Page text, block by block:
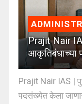
Prajit Nair
आकृतिबंधाच्या
Prajit Nair IAS |
पदसंख्येत केला